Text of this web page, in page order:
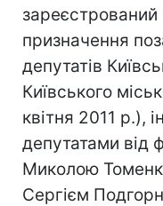
призначення
депутатів
Київського
квітня 2011 р.),
депутатами від
Миколою
Сергієм